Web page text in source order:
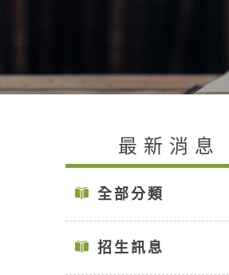
最新消息
全部分類
招生訊息